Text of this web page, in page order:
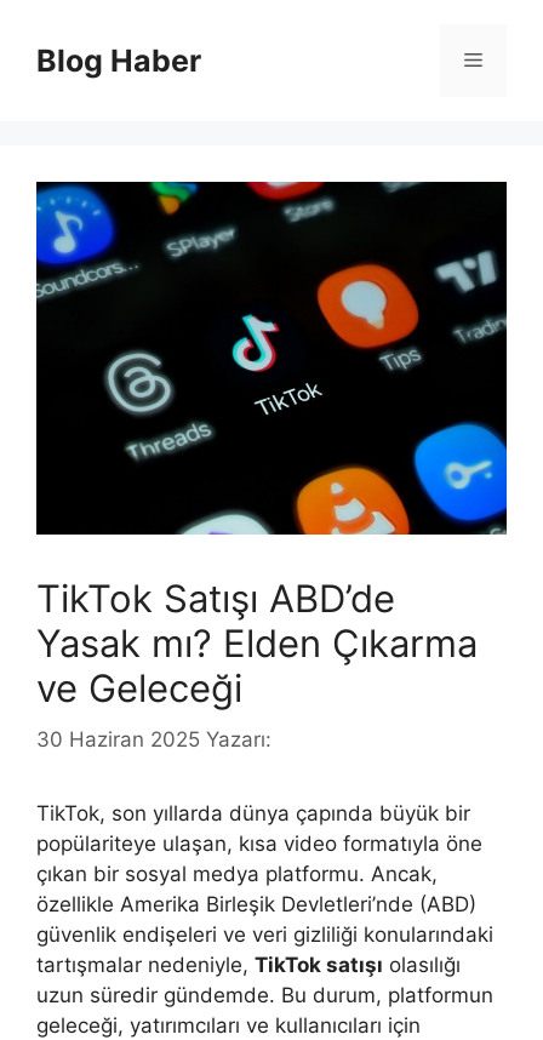
Blog Haber Menü
TikTok Satışı ABD’de
Yasak mı? Elden Çıkarma
ve Geleceği
30 Haziran 2025 Yazarı:
TikTok, son yıllarda dünya çapında büyük bir
popülariteye ulaşan, kısa video formatıyla öne
çıkan bir sosyal medya platformu. Ancak,
özellikle Amerika Birleşik Devletleri’nde (ABD)
güvenlik endişeleri ve veri gizliliği konularındaki
tartışmalar nedeniyle, TikTok satışı olasılığı
uzun süredir gündemde. Bu durum, platformun
geleceği, yatırımcıları ve kullanıcıları için